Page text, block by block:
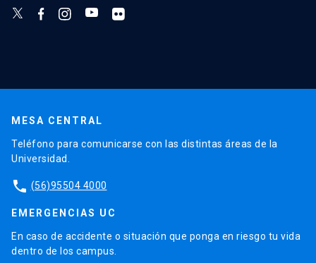
MESA CENTRAL
Teléfono para comunicarse con las distintas áreas de la
Universidad.
phone (56)95504 4000
EMERGENCIAS UC
En caso de accidente o situación que ponga en riesgo tu vida
dentro de los campus.